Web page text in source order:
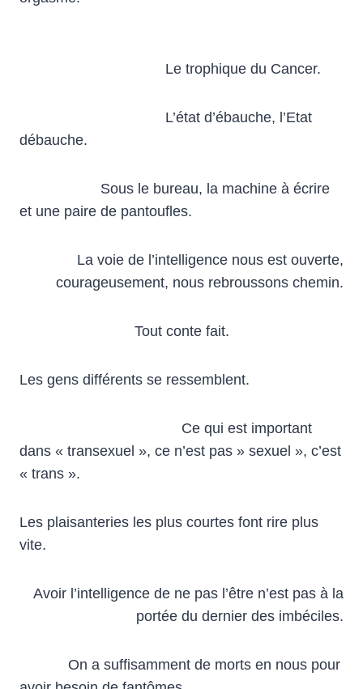
Le trophique du Cancer.
L’état d’ébauche, l’Etat
débauche.
Sous le bureau, la machine à écrire
et une paire de pantoufles.
La voie de l’intelligence nous est ouverte,
courageusement, nous rebroussons chemin.
Tout conte fait.
Les gens différents se ressemblent.
Ce qui est important
dans « transexuel », ce n’est pas » sexuel », c’est
« trans ».
Les plaisanteries les plus courtes font rire plus
vite.
Avoir l’intelligence de ne pas l’être n’est pas à la
portée du dernier des imbéciles.
On a suffisamment de morts en nous pour